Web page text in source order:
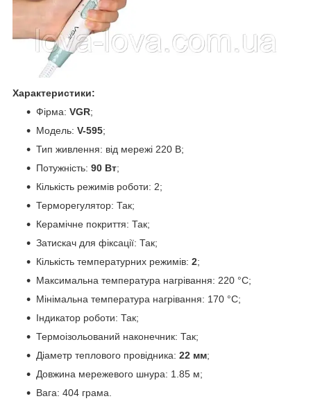
Характеристики:
Фірма: VGR;
Модель: V-595;
Тип живлення: від мережі 220 В;
Потужність: 90 Вт;
Кількість режимів роботи: 2;
Терморегулятор: Так;
Керамічне покриття: Так;
Затискач для фіксації: Так;
Кількість температурних режимів: 2;
Максимальна температура нагрівання: 220 °C;
Мінімальна температура нагрівання: 170 °C;
Індикатор роботи: Так;
Термоізольований наконечник: Так;
Діаметр теплового провідника: 22 мм;
Довжина мережевого шнура: 1.85 м;
Вага: 404 грама.